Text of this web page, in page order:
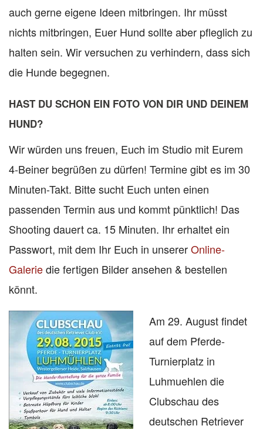
auch gerne eigene Ideen mitbringen. Ihr müsst
nichts mitbringen, Euer Hund sollte aber pfleglich zu
halten sein. Wir versuchen zu verhindern, dass sich
die Hunde begegnen.
HAST DU SCHON EIN FOTO VON DIR UND DEINEM
HUND?
Wir würden uns freuen, Euch im Studio mit Eurem
4-Beiner begrüßen zu dürfen! Termine gibt es im 30
Minuten-Takt. Bitte sucht Euch unten einen
passenden Termin aus und kommt pünktlich! Das
Shooting dauert ca. 15 Minuten. Ihr erhaltet ein
Passwort, mit dem Ihr Euch in unsererOnline-
Galeriedie fertigen Bilder ansehen & bestellen
könnt.
Am 29. August findet
auf dem Pferde-
Turnierplatz in
Luhmuehlen die
Clubschau des
deutschen Retriever